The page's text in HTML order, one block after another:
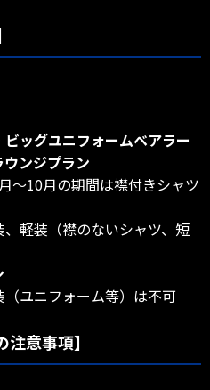
ッグユニフォームベアラー
ンジプラン
～10月の期間は襟付きシャツ
軽装（襟のないシャツ、短
ユニフォーム等）は不可
注意事項】